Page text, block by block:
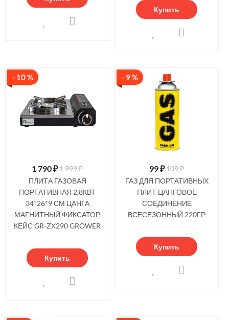
Купить
- 10 %
1 790₽1 999 ₽
ПЛИТА ГАЗОВАЯ
ПОРТАТИВНАЯ 2,8КВТ
34*26*9 СМ ЦАНГА
МАГНИТНЫЙ ФИКСАТОР
КЕЙС GR-ZX290 GROWER
Купить
- 9 %
99₽109 ₽
ГАЗ ДЛЯ ПОРТАТИВНЫХ
ПЛИТ ЦАНГОВОЕ
СОЕДИНЕНИЕ
ВСЕСЕЗОННЫЙ 220ГР
Купить